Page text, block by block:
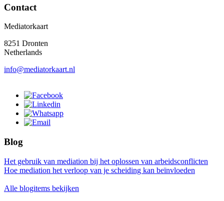
Contact
Mediatorkaart
8251 Dronten
Netherlands
info@mediatorkaart.nl
Blog
Het gebruik van mediation bij het oplossen van arbeidsconflicten
Hoe mediation het verloop van je scheiding kan beïnvloeden
Alle blogitems bekijken